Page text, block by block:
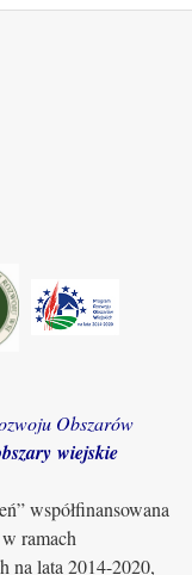
Obszarów
wiejskie
współfinansowana
ramach
na lata 2014-2020,